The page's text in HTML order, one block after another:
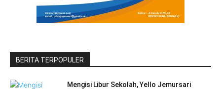
BERITA TERPOPULER
Mengisi Libur Sekolah, Yello Jemursari